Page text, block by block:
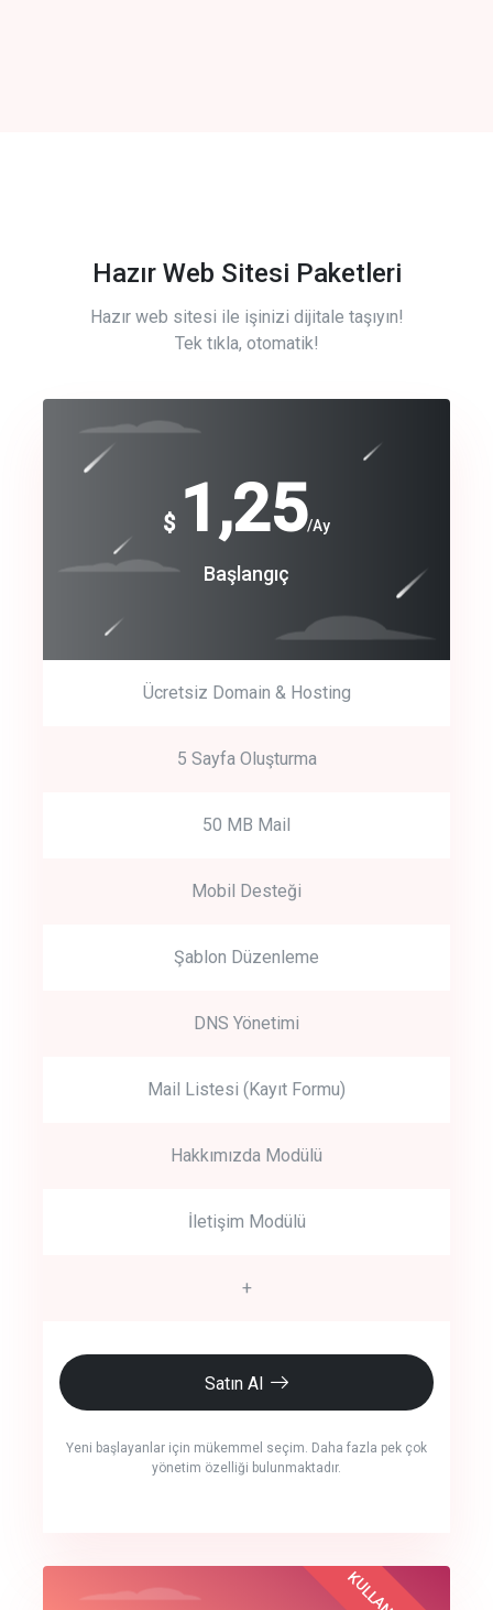
Hazır Web Sitesi Paketleri
Hazır web sitesi ile işinizi dijitale taşıyın!
Tek tıkla, otomatik!
$ 1,25/Ay
Başlangıç
Ücretsiz Domain & Hosting
5 Sayfa Oluşturma
50 MB Mail
Mobil Desteği
Şablon Düzenleme
DNS Yönetimi
Mail Listesi (Kayıt Formu)
Hakkımızda Modülü
İletişim Modülü
+
Satın Al
Yeni başlayanlar için mükemmel seçim. Daha fazla pek çok
yönetim özelliği bulunmaktadır.
Free
Basic
crm auto cync